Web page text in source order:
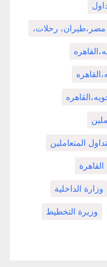
مصر،طيران، رحلات،
المتعاملين
وزارة الداخلية
وزيرة التخطيط